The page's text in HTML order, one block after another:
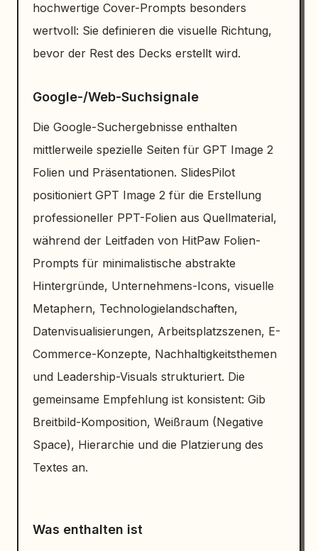
hochwertige Cover-Prompts besonders
wertvoll: Sie definieren die visuelle Richtung,
bevor der Rest des Decks erstellt wird.
Google-/Web-Suchsignale
Die Google-Suchergebnisse enthalten
mittlerweile spezielle Seiten für GPT Image 2
Folien und Präsentationen. SlidesPilot
positioniert GPT Image 2 für die Erstellung
professioneller PPT-Folien aus Quellmaterial,
während der Leitfaden von HitPaw Folien-
Prompts für minimalistische abstrakte
Hintergründe, Unternehmens-Icons, visuelle
Metaphern, Technologielandschaften,
Datenvisualisierungen, Arbeitsplatzszenen, E-
Commerce-Konzepte, Nachhaltigkeitsthemen
und Leadership-Visuals strukturiert. Die
gemeinsame Empfehlung ist konsistent: Gib
Breitbild-Komposition, Weißraum (Negative
Space), Hierarchie und die Platzierung des
Textes an.
Was enthalten ist